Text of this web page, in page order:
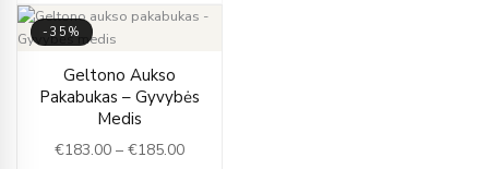
-35%
Geltono Aukso
Pakabukas – Gyvybės
Medis
€183.00 – €185.00
€183.00
€185.00